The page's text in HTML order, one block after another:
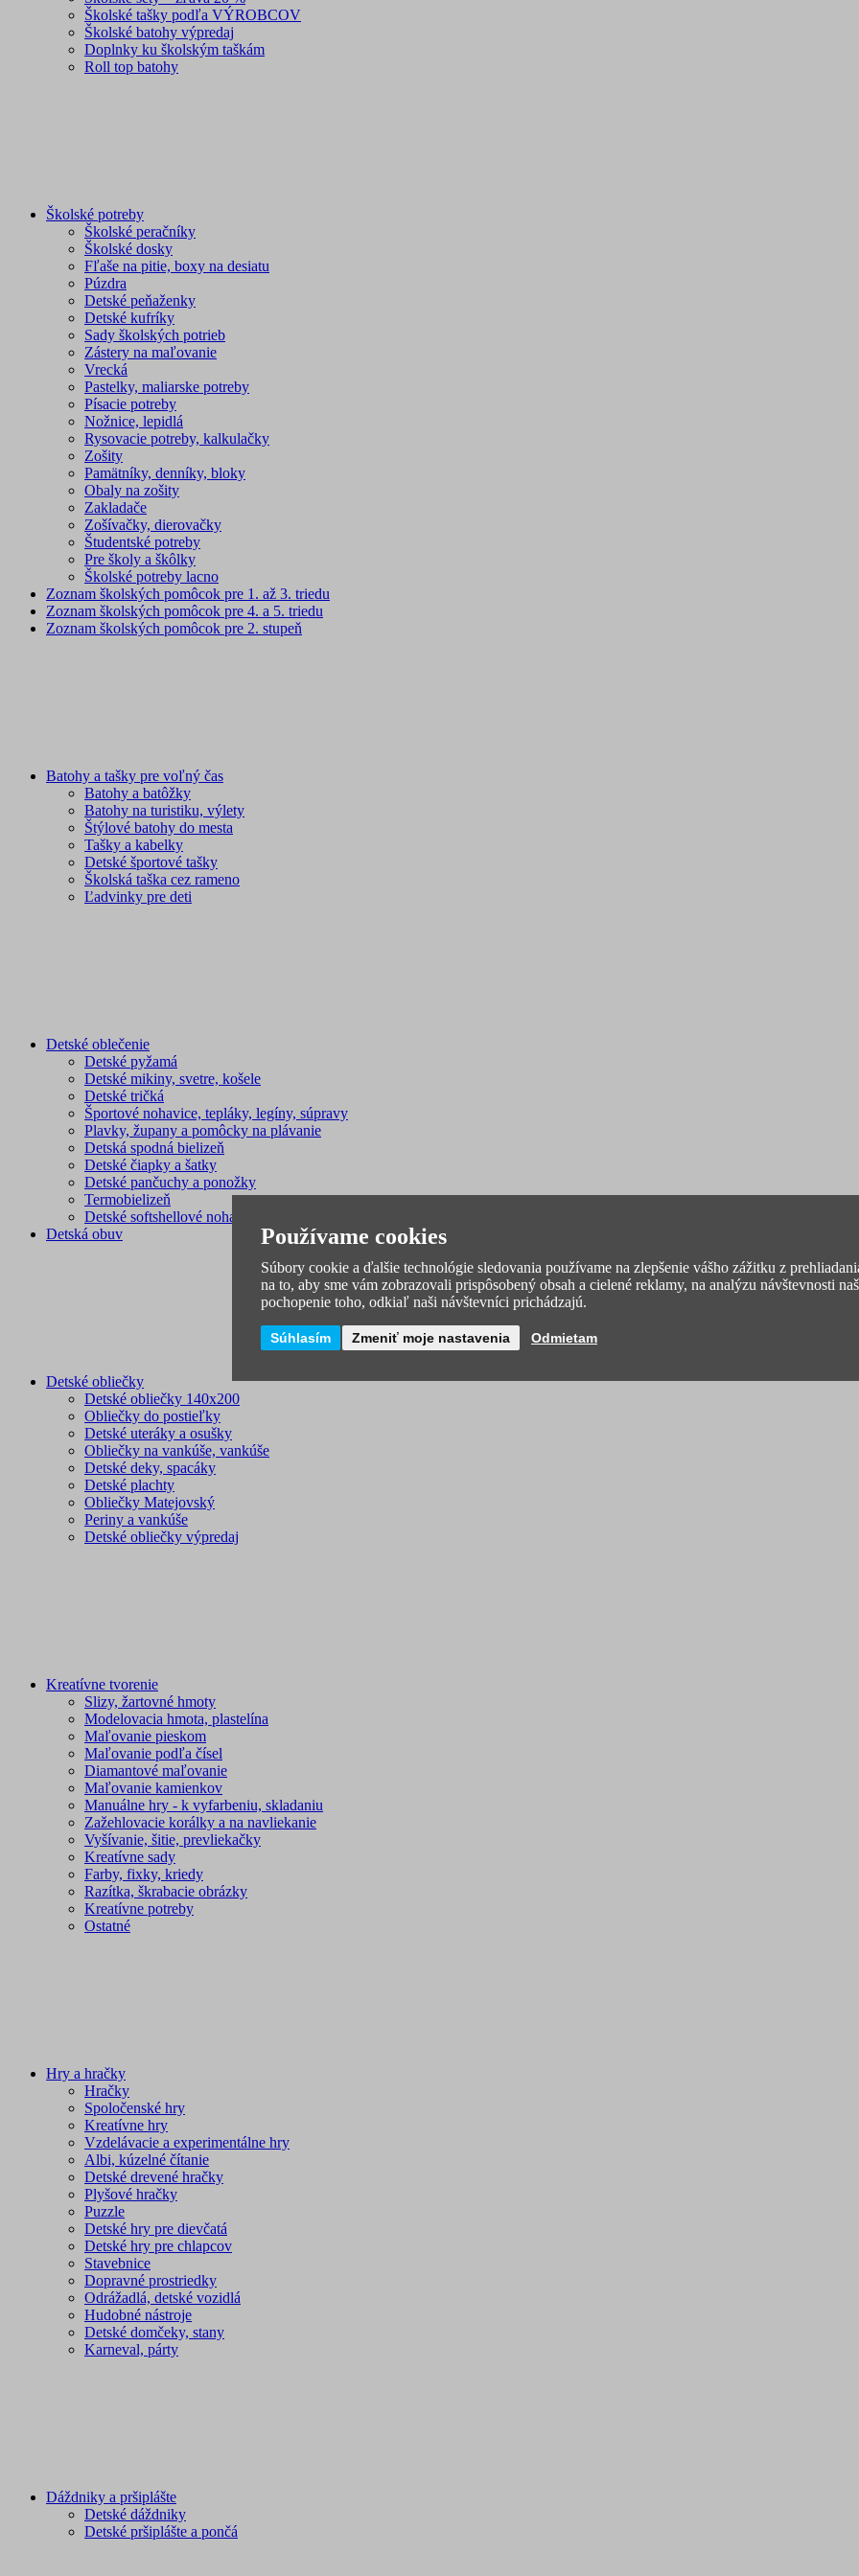
Školské tašky podľa VÝROBCOV
Školské batohy výpredaj
Doplnky ku školským taškám
Roll top batohy
Školské potreby
Školské peračníky
Školské dosky
Fľaše na pitie, boxy na desiatu
Púzdra
Detské peňaženky
Detské kufríky
Sady školských potrieb
Zástery na maľovanie
Vrecká
Pastelky, maliarske potreby
Písacie potreby
Nožnice, lepidlá
Rysovacie potreby, kalkulačky
Zošity
Pamätníky, denníky, bloky
Obaly na zošity
Zakladače
Zošívačky, dierovačky
Študentské potreby
Pre školy a škôlky
Školské potreby lacno
Zoznam školských pomôcok pre 1. až 3. triedu
Zoznam školských pomôcok pre 4. a 5. triedu
Zoznam školských pomôcok pre 2. stupeň
Batohy a tašky pre voľný čas
Batohy a batôžky
Batohy na turistiku, výlety
Štýlové batohy do mesta
Tašky a kabelky
Detské športové tašky
Školská taška cez rameno
Ľadvinky pre deti
Detské oblečenie
Detské pyžamá
Detské mikiny, svetre, košele
Detské tričká
Športové nohavice, tepláky, legíny, súpravy
Plavky, župany a pomôcky na plávanie
Detská spodná bielizeň
Detské čiapky a šatky
Detské pančuchy a ponožky
Termobielizeň
Detské softshellové nohavice a bundy
Detská obuv
Detské obliečky
Detské obliečky 140x200
Obliečky do postieľky
Detské uteráky a osušky
Obliečky na vankúše, vankúše
Detské deky, spacáky
Detské plachty
Obliečky Matejovský
Periny a vankúše
Detské obliečky výpredaj
Kreatívne tvorenie
Slizy, žartovné hmoty
Modelovacia hmota, plastelína
Maľovanie pieskom
Maľovanie podľa čísel
Diamantové maľovanie
Maľovanie kamienkov
Manuálne hry - k vyfarbeniu, skladaniu
Zažehlovacie korálky a na navliekanie
Vyšívanie, šitie, prevliekačky
Kreatívne sady
Farby, fixky, kriedy
Razítka, škrabacie obrázky
Kreatívne potreby
Ostatné
Hry a hračky
Hračky
Spoločenské hry
Kreatívne hry
Vzdelávacie a experimentálne hry
Albi, kúzelné čítanie
Detské drevené hračky
Plyšové hračky
Puzzle
Detské hry pre dievčatá
Detské hry pre chlapcov
Stavebnice
Dopravné prostriedky
Odrážadlá, detské vozidlá
Hudobné nástroje
Detské domčeky, stany
Karneval, párty
Dáždniky a pršiplášte
Detské dáždniky
Detské pršiplášte a pončá
Používame cookies
Súbory cookie a ďalšie technológie sledovania používame na zlepšenie vášho zážitku z
na to, aby sme vám zobrazovali prispôsobený obsah a cielené reklamy, na analýzu návštevnosti
pochopenie toho, odkiaľ naši návštevníci prichádzajú.
Súhlasím Zmeniť moje nastavenia Odmietam